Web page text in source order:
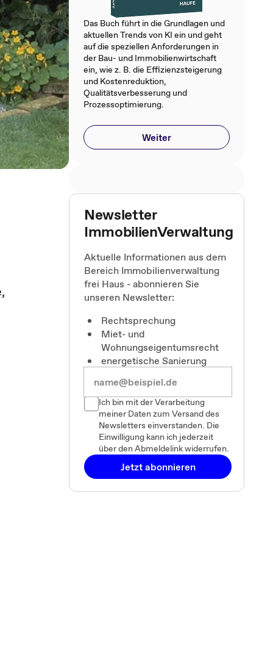
Das Buch führt in die Grundlagen und
aktuellen Trends von KI ein und geht
auf die speziellen Anforderungen in
der Bau- und Immobilienwirtschaft
ein, wie z. B. die Effizienzsteigerung
und Kostenreduktion,
Qualitätsverbesserung und
Prozessoptimierung.
Weiter
Newsletter
ImmobilienVerwaltung
Aktuelle Informationen aus dem
Bereich Immobilienverwaltung
frei Haus - abonnieren Sie
unseren Newsletter:
Rechtsprechung
Miet- und
Wohnungseigentumsrecht
energetische Sanierung
Ich bin mit der Verarbeitung
meiner Daten zum Versand des
Newsletters einverstanden. Die
Einwilligung kann ich jederzeit
über den Abmeldelink widerrufen.
Jetzt abonnieren